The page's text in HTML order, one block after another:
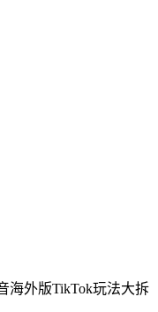
海外版TikTok玩法大拆